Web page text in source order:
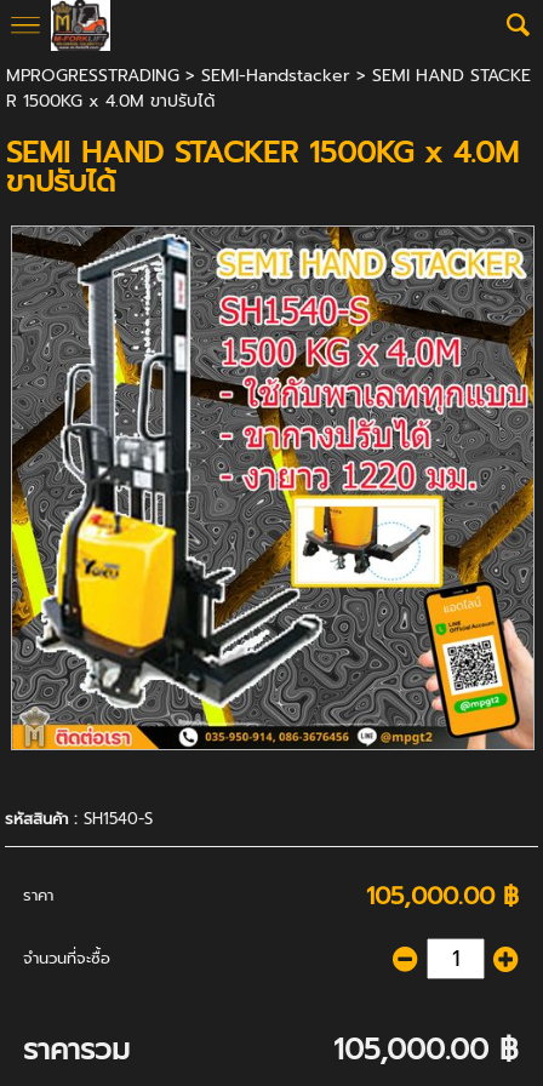
MPROGRESSTRADING> SEMI-Handstacker > SEMI HAND STACKE
R 1500KG x 4.0M ขาปรับได้
SEMI HAND STACKER 1500KG x 4.0M
ขาปรับได้
รหัสสินค้า :SH1540-S
ราคา 105,000.00 ฿
จำนวนที่จะซื้อ
ราคารวม 105,000.00 ฿